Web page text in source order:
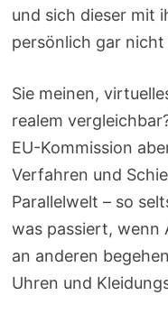
und sich dieser mit
persönlich gar
Sie meinen,
realem
EU-Kommission
Verfahren und
Parallelwelt – so
was passiert, wenn
an anderen
Uhren und